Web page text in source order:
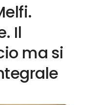
Il
ma si